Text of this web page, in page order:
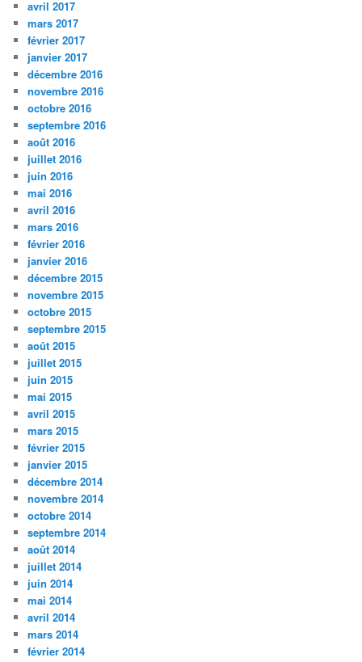
avril 2017
mars 2017
février 2017
janvier 2017
décembre 2016
novembre 2016
octobre 2016
septembre 2016
août 2016
juillet 2016
juin 2016
mai 2016
avril 2016
mars 2016
février 2016
janvier 2016
décembre 2015
novembre 2015
octobre 2015
septembre 2015
août 2015
juillet 2015
juin 2015
mai 2015
avril 2015
mars 2015
février 2015
janvier 2015
décembre 2014
novembre 2014
octobre 2014
septembre 2014
août 2014
juillet 2014
juin 2014
mai 2014
avril 2014
mars 2014
février 2014